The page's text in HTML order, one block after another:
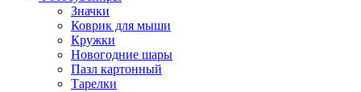
Значки
Коврик для мыши
Кружки
Новогодние шары
Пазл картонный
Тарелки